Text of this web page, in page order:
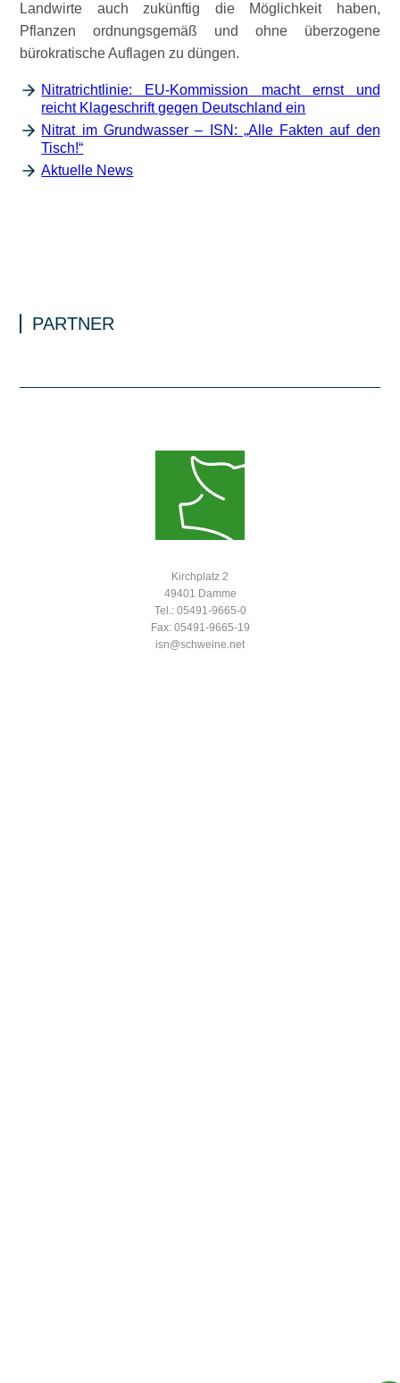
Landwirte auch zukünftig die Möglichkeit haben,
Pflanzen ordnungsgemäß und ohne überzogene
bürokratische Auflagen zu düngen.
Nitratrichtlinie: EU-Kommission macht ernst und
reicht Klageschrift gegen Deutschland ein
Nitrat im Grundwasser – ISN: „Alle Fakten auf den
Tisch!“
Aktuelle News
PARTNER
Kirchplatz 2
49401 Damme
Tel.: 05491-9665-0
Fax: 05491-9665-19
isn@schweine.net